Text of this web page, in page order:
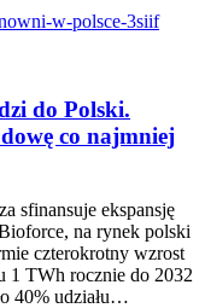
do Polski.
co najmniej
sfinansuje ekspansję
na rynek polski
czterokrotny wzrost
1 TWh rocznie do 2032
40% udziału…